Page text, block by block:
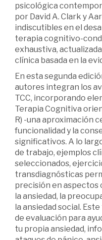
psicológica
por David A. Clark y
indiscutibles en el
terapia cognitivo-
exhaustiva,
clínica basada en la
En esta segunda
autores integran los
TCC, incorporando
Terapia Cognitiva
R) -una aproximación
funcionalidad y la
significativos. A lo
de trabajo, ejemplos
seleccionados,
transdiagnósticas
precisión en aspectos
la ansiedad, la
la ansiedad social.
de evaluación para
tu propia ansiedad,